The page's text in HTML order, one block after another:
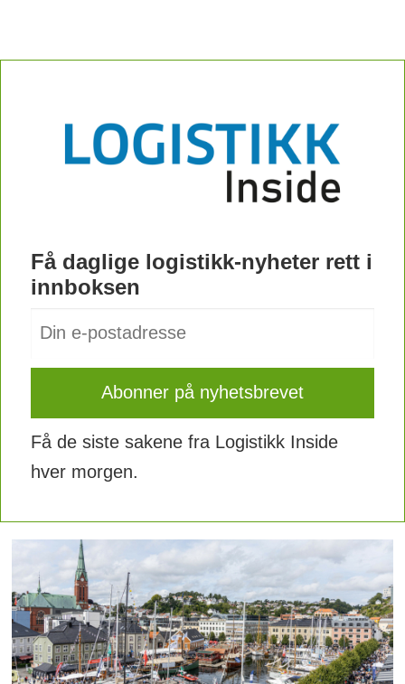
Få daglige logistikk-nyheter rett i
innboksen
Få de siste sakene fra Logistikk Inside
hver morgen.